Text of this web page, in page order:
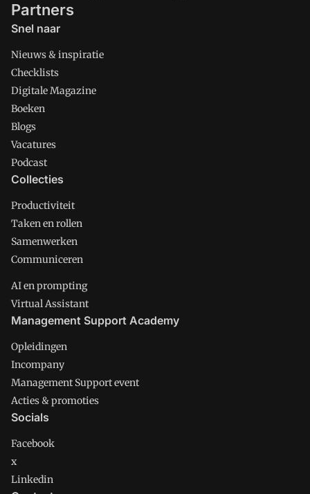
Partners
Snel naar
Nieuws & inspiratie
Checklists
Digitale Magazine
Boeken
Blogs
Vacatures
Podcast
Collecties
Productiviteit
Taken en rollen
Samenwerken
Communiceren
AI en prompting
Virtual Assistant
Management Support Academy
Opleidingen
Incompany
Management Support event
Acties & promoties
Socials
Facebook
x
Linkedin